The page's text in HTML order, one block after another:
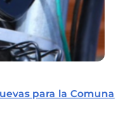
para la Comuna